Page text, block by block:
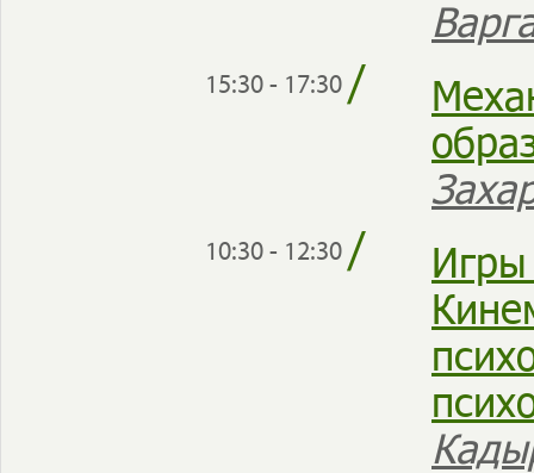
15:30 - 17:30/
10:30 - 12:30/